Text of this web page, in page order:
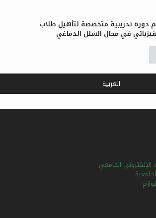
تدريبية متخصصة لتأهيل طلاب
في مجال الشلل الدماغي
الإلكتروني الجامعي
العربية